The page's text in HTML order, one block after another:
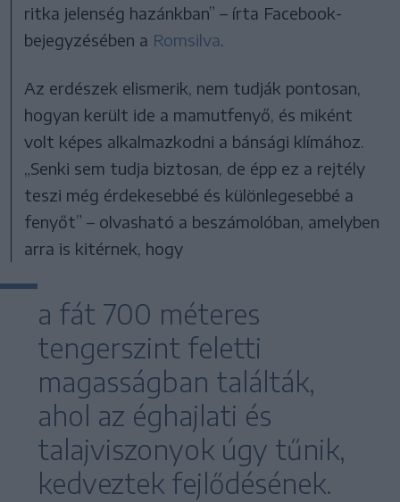
ritka jelenség hazánkban” – írta Facebook-
bejegyzésében a Romsilva.
Az erdészek elismerik, nem tudják pontosan,
hogyan került ide a mamutfenyő, és miként
volt képes alkalmazkodni a bánsági klímához.
„Senki sem tudja biztosan, de épp ez a rejtély
teszi még érdekesebbé és különlegesebbé a
fenyőt” – olvasható a beszámolóban, amelyben
arra is kitérnek, hogy
a fát 700 méteres
tengerszint feletti
magasságban találták,
ahol az éghajlati és
talajviszonyok úgy tűnik,
kedveztek fejlődésének.